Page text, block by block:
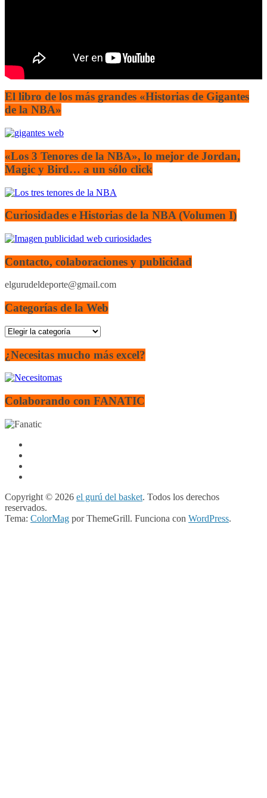
El libro de los más grandes «Historias de Gigantes
de la NBA»
«Los 3 Tenores de la NBA», lo mejor de Jordan,
Magic y Bird… a un sólo click
Curiosidades e Historias de la NBA (Volumen I)
Contacto, colaboraciones y publicidad
elgurudeldeporte@gmail.com
Categorías de la Web
Categorías
la
Web
¿Necesitas mucho más excel?
Colaborando con FANATIC
Copyright © 2026 el gurú del basket. Todos los derechos
reservados.
Tema: ColorMag por ThemeGrill. Funciona con WordPress.